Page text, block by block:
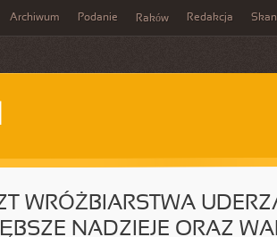
Archiwum Podanie Raków Redakcja
WRÓŻBIARSTWA
NADZIEJE ORAZ